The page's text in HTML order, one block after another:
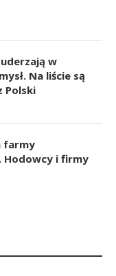
w
Na liście są
Polski
farmy
i firmy